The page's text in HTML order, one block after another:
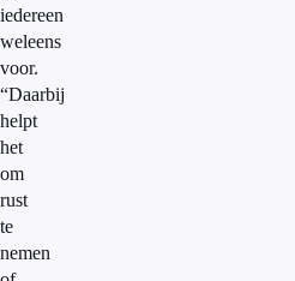
iedereen
weleens
voor.
“Daarbij
helpt
het
om
rust
te
nemen